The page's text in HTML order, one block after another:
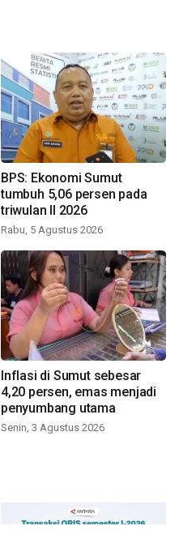
BPS: Ekonomi Sumut
tumbuh 5,06 persen pada
triwulan II 2026
Rabu, 5 Agustus 2026
Inflasi di Sumut sebesar
4,20 persen, emas menjadi
penyumbang utama
Senin, 3 Agustus 2026